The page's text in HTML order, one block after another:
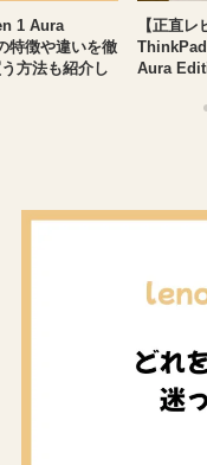
1 Aura
特徴や違いを徹
方法も紹介し
【正直
Aura